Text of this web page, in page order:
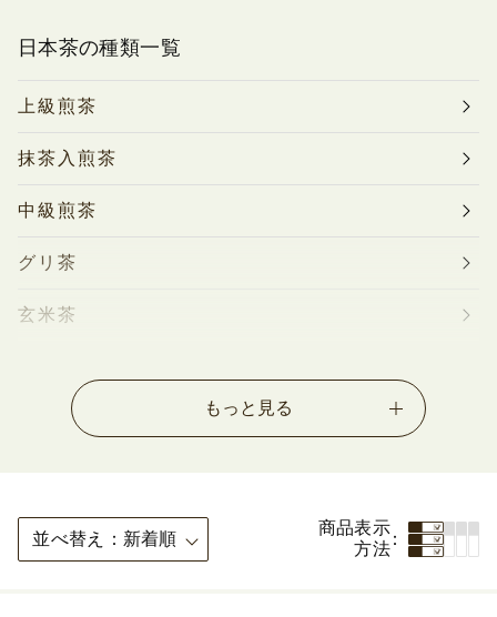
日本茶の種類一覧
上級煎茶
抹茶入煎茶
中級煎茶
グリ茶
玄米茶
くき茶
粉茶
もっと見る
並べ替え 新着順
商品表示
方法